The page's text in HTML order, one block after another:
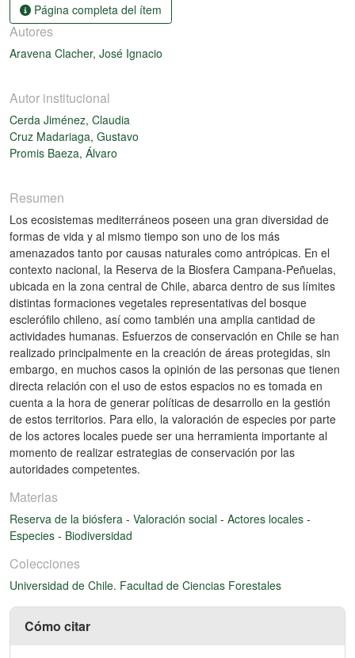
Página completa del ítem
Autores
Aravena Clacher, José Ignacio
Autor institucional
Cerda Jiménez, Claudia
Cruz Madariaga, Gustavo
Promis Baeza, Álvaro
Resumen
Los ecosistemas mediterráneos poseen una gran diversidad de
formas de vida y al mismo tiempo son uno de los más
amenazados tanto por causas naturales como antrópicas. En el
contexto nacional, la Reserva de la Biosfera Campana-Peñuelas,
ubicada en la zona central de Chile, abarca dentro de sus límites
distintas formaciones vegetales representativas del bosque
esclerófilo chileno, así como también una amplia cantidad de
actividades humanas. Esfuerzos de conservación en Chile se han
realizado principalmente en la creación de áreas protegidas, sin
embargo, en muchos casos la opinión de las personas que tienen
directa relación con el uso de estos espacios no es tomada en
cuenta a la hora de generar políticas de desarrollo en la gestión
de estos territorios. Para ello, la valoración de especies por parte
de los actores locales puede ser una herramienta importante al
momento de realizar estrategias de conservación por las
autoridades competentes.
Materias
Reserva de la biósfera - Valoración social - Actores locales -
Especies - Biodiversidad
Colecciones
Universidad de Chile. Facultad de Ciencias Forestales
Cómo citar